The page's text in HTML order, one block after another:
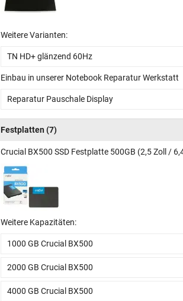
Weitere Varianten:
TN HD+ glänzend 60Hz
Einbau in unserer Notebook Reparatur Werkstatt
Reparatur Pauschale Display
Festplatten (7)
Crucial BX500 SSD Festplatte 500GB (2,5 Zoll /
Weitere Kapazitäten:
1000 GB Crucial BX500
2000 GB Crucial BX500
4000 GB Crucial BX500